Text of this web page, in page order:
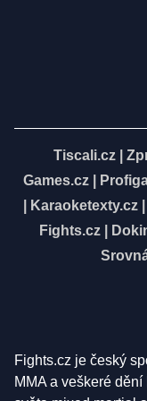
Tiscali.cz
Games.cz
Karaoketexty.cz|
Fights.cz
Fights.cz je český
MMA a veškeré